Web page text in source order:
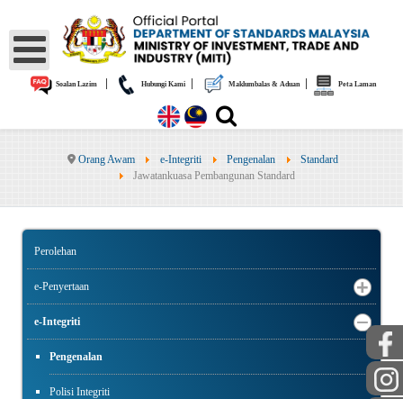
Soalan Lazim| Hubungi Kami| Maklumbalas & Aduan| Peta Laman
Orang Awam e-Integriti Pengenalan
Standard
Jawatankuasa Pembangunan Standard
Perolehan
e-Penyertaan
e-Integriti
Pengenalan
Polisi Integriti